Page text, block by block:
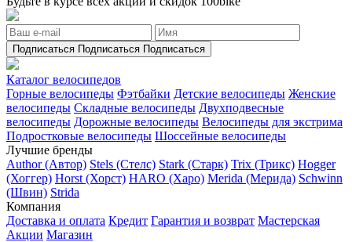
Подписаться Подписаться Подписаться
Каталог велосипедов
Горные велосипеды Фэтбайки Детские велосипеды Женские
велосипеды Складные велосипеды Двухподвесные
велосипеды Дорожные велосипеды Велосипеды для экстрима
Подростковые велосипеды Шоссейные велосипеды
Лучшие бренды
Author (Автор) Stels (Стелс) Stark (Старк) Trix (Трикс) Hogger
(Хоггер) Horst (Хорст) HARO (Харо) Merida (Мерида) Schwinn
(Швин) Strida
Компания
Доставка и оплата Кредит Гарантия и возврат Мастерская
Акции Магазин